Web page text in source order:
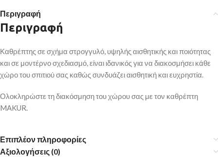
Περιγραφή
Περιγραφή
Καθρέπτης σε σχήμα στρογγυλό, υψηλής αισθητικής και ποιότητας
και σε μοντέρνο σχεδιασμό, είναι ιδανικός για να διακοσμήσει κάθε
χώρο του σπιτιού σας καθώς συνδυάζει αισθητική και ευχρηστία.
Ολοκληρώστε τη διακόσμηση του χώρου σας με τον καθρέπτη
MAKUR.
Επιπλέον πληροφορίες
Αξιολογήσεις (0)